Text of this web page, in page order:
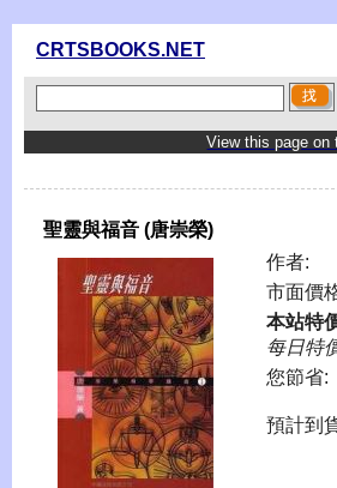
CRTSBOOKS.NET
View this page on
聖靈與福音 (唐崇榮)
作者:
市面價
本站特
每日特
您節省:
預計到